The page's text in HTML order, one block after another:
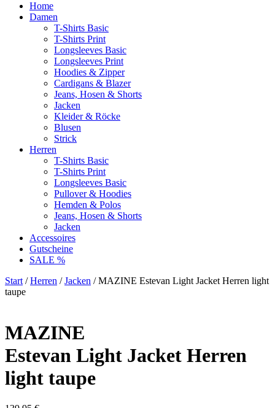
Home
Damen
T-Shirts Basic
T-Shirts Print
Longsleeves Basic
Longsleeves Print
Hoodies & Zipper
Cardigans & Blazer
Jeans, Hosen & Shorts
Jacken
Kleider & Röcke
Blusen
Strick
Herren
T-Shirts Basic
T-Shirts Print
Longsleeves Basic
Pullover & Hoodies
Hemden & Polos
Jeans, Hosen & Shorts
Jacken
Accessoires
Gutscheine
SALE %
Start /Herren /Jacken / MAZINE Estevan Light Jacket Herren light
taupe
MAZINE
Estevan Light Jacket Herren
light taupe